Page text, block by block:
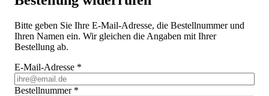
Bitte geben Sie Ihre E-Mail-Adresse, die Bestellnummer und
Ihren Namen ein. Wir gleichen die Angaben mit Ihrer
Bestellung ab.
E-Mail-Adresse *
Bestellnummer *